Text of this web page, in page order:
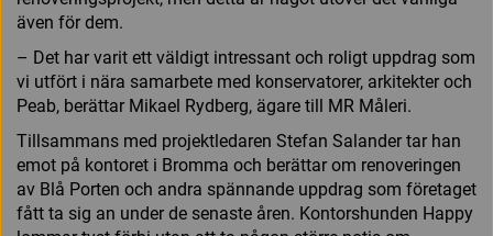
även för dem.
– Det har varit ett väldigt intressant och roligt uppdrag som
vi utfört i nära samarbete med konservatorer, arkitekter och
Peab, berättar Mikael Rydberg, ägare till MR Måleri.
Tillsammans med projektledaren Stefan Salander tar han
emot på kontoret i Bromma och berättar om renoveringen
av Blå Porten och andra spännande uppdrag som företaget
fått ta sig an under de senaste åren. Kontorshunden Happy